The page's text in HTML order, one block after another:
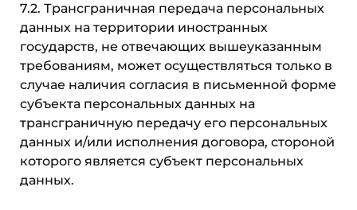
7.2. Трансграничная передача персональных
данных на территории иностранных
государств, не отвечающих вышеуказанным
требованиям, может осуществляться только в
случае наличия согласия в письменной форме
субъекта персональных данных на
трансграничную передачу его персональных
данных и/или исполнения договора, стороной
которого является субъект персональных
данных.